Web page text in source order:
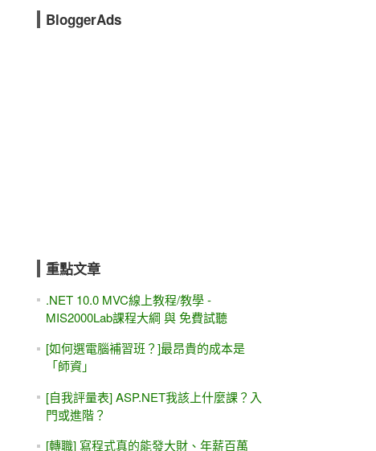
BloggerAds
重點文章
.NET 10.0 MVC線上教程/教學 -
MIS2000Lab課程大綱 與 免費試聽
[如何選電腦補習班？]最昂貴的成本是
「師資」
[自我評量表] ASP.NET我該上什麼課？入
門或進階？
[轉職] 寫程式真的能發大財、年薪百萬